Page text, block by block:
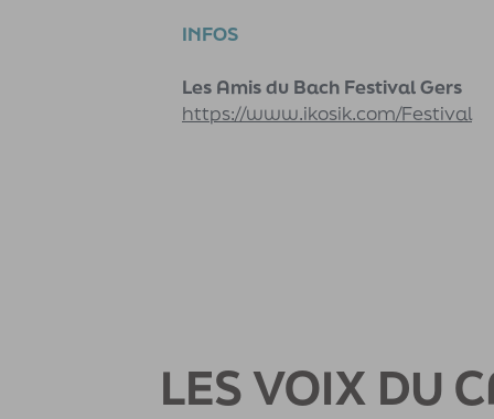
INFOS
Les Amis du Bach Festival Gers
https://www.ikosik.com/Festival
LES VOIX DU